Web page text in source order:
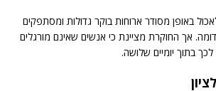
באופן מסודר ארוחות בוקר גדולות ומסתפקים
אך החוקרת מציינת כי אנשים שאינם מורגלים
בתוך יומיים שלושה.